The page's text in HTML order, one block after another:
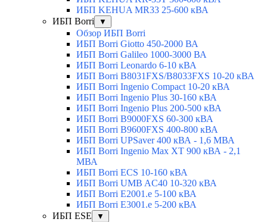
ИБП KEHUA MR33 25-600 кВА
ИБП Borri
▼
Обзор ИБП Borri
ИБП Borri Giotto 450-2000 ВА
ИБП Borri Galileo 1000-3000 ВА
ИБП Borri Leonardo 6-10 кВА
ИБП Borri B8031FXS/B8033FXS 10-20 кВА
ИБП Borri Ingenio Compact 10-20 кВА
ИБП Borri Ingenio Plus 30-160 кВА
ИБП Borri Ingenio Plus 200-500 кВА
ИБП Borri B9000FXS 60-300 кВА
ИБП Borri B9600FXS 400-800 кВА
ИБП Borri UPSaver 400 кВА - 1,6 МВА
ИБП Borri Ingenio Max XT 900 кВА - 2,1
МВА
ИБП Borri ECS 10-160 кВА
ИБП Borri UMB AC40 10-320 кВА
ИБП Borri E2001.e 5-100 кВА
ИБП Borri E3001.e 5-200 кВА
ИБП ESE
▼